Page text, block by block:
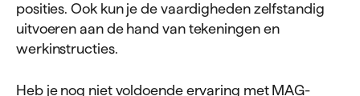
posities. Ook kun je de vaardigheden zelfstandig
uitvoeren aan de hand van tekeningen en
werkinstructies.
Heb je nog niet voldoende ervaring met MAG-